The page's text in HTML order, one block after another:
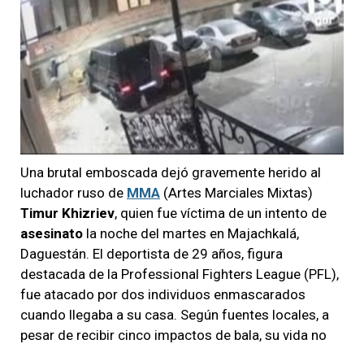
Una brutal emboscada dejó gravemente herido al
luchador ruso de MMA (Artes Marciales Mixtas)
Timur Khizriev, quien fue víctima de un intento de
asesinato la noche del martes en Majachkalá,
Daguestán. El deportista de 29 años, figura
destacada de la Professional Fighters League (PFL),
fue atacado por dos individuos enmascarados
cuando llegaba a su casa. Según fuentes locales, a
pesar de recibir cinco impactos de bala, su vida no